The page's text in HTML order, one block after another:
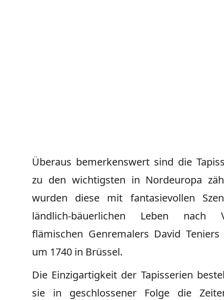
Überaus bemerkenswert sind die
zu den wichtigsten in Nordeuropa
wurden diese mit fantasievollen
ländlich-bäuerlichen Leben nach
flämischen Genremalers David Teniers
um 1740 in Brüssel.
Die Einzigartigkeit der Tapisserien
sie in geschlossener Folge die